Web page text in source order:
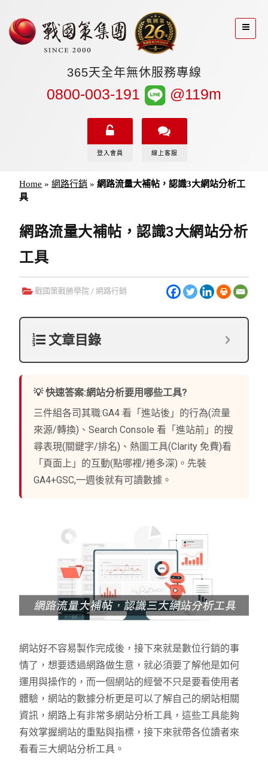
365天全年無休服務專線
0800-003-191 @119m
登入會員 線上客服
Home »網路行銷 »網路流量大補帖，認識3大網站分析工
具
網路流量大補帖，認識3大網站分析
工具
戰國策戰勝學院 /網路行銷
文章目錄
💡 快速答案:網站分析要用哪些工具?
三件組各司其職:GA4 看「進站後」的行為(流量
來源/轉換)、Search Console 看「進站前」的搜
尋表現(關鍵字/排名)、熱圖工具(Clarity 免費)看
「頁面上」的互動(點哪裡/捲多深)。先裝
GA4+GSC,一週後就有可讀數據。
網站好不容易製作完成後，接下來就是數位行銷的事
情了，想要透過網路做生意，就必須要了解他是如何
運用與操作的，而一個網站的經營不只是要看使用者
體驗，網站的數據分析更是可以了解自己的網站相關
資訊，網路上有非常多網站分析工具，這些工具能夠
有效掌握網站的重點與指標，接下來就帶各位讀者來
看看三大網站分析工具。